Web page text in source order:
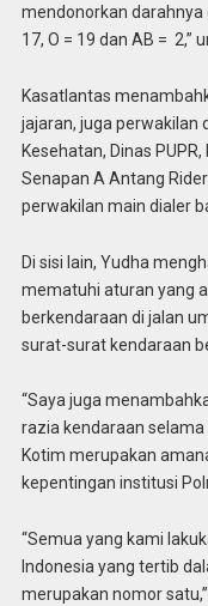
mendonorkan darahnya
17, O = 19 dan AB = 2,”
Kasatlantas
jajaran, juga perwakilan
Kesehatan, Dinas
Senapan A Antang
perwakilan main dialer
Di sisi lain, Yudha
mematuhi aturan yang
berkendaraan di jalan
surat-surat kendaraan
“Saya juga
razia kendaraan
Kotim merupakan
kepentingan institusi
“Semua yang kami
Indonesia yang tertib
merupakan nomor